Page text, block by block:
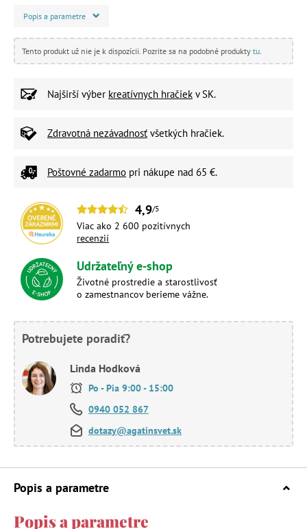
Popis a parametre
Tento produkt už nie je k dispozícii. Pozrite sa na podobné produkty tu
Najširší výber kreatívnych hračiek v SK.
Zdravotná nezávadnosť všetkých hračiek.
Poštovné zadarmo pri nákupe nad 65 €.
4,9/5
Viac ako 2 600 pozitívnych
recenzií
Udržateľný e-shop
Životné prostredie a starostlivosť
o zamestnancov berieme vážne.
Potrebujete poradiť?
Linda Hodková
Po - Pia 9:00 - 15:00
0940 052 867
dotazy@agatinsvet.sk
Popis a parametre
Popis a parametre